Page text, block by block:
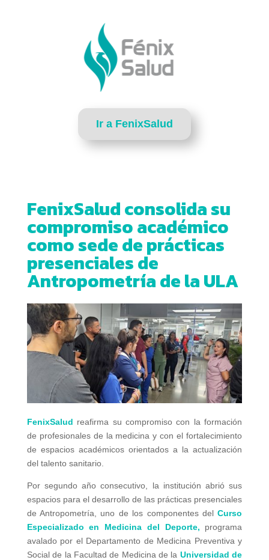
Ir a FenixSalud
FenixSalud consolida su
compromiso académico
como sede de prácticas
presenciales de
Antropometría de la ULA
FenixSalud reafirma su compromiso con la formación
de profesionales de la medicina y con el fortalecimiento
de espacios académicos orientados a la actualización
del talento sanitario.
Por segundo año consecutivo, la institución abrió sus
espacios para el desarrollo de las prácticas presenciales
de Antropometría, uno de los componentes delCurso
Especializado en Medicina del Deporte, programa
avalado por el Departamento de Medicina Preventiva y
Social de la Facultad de Medicina de la Universidad de